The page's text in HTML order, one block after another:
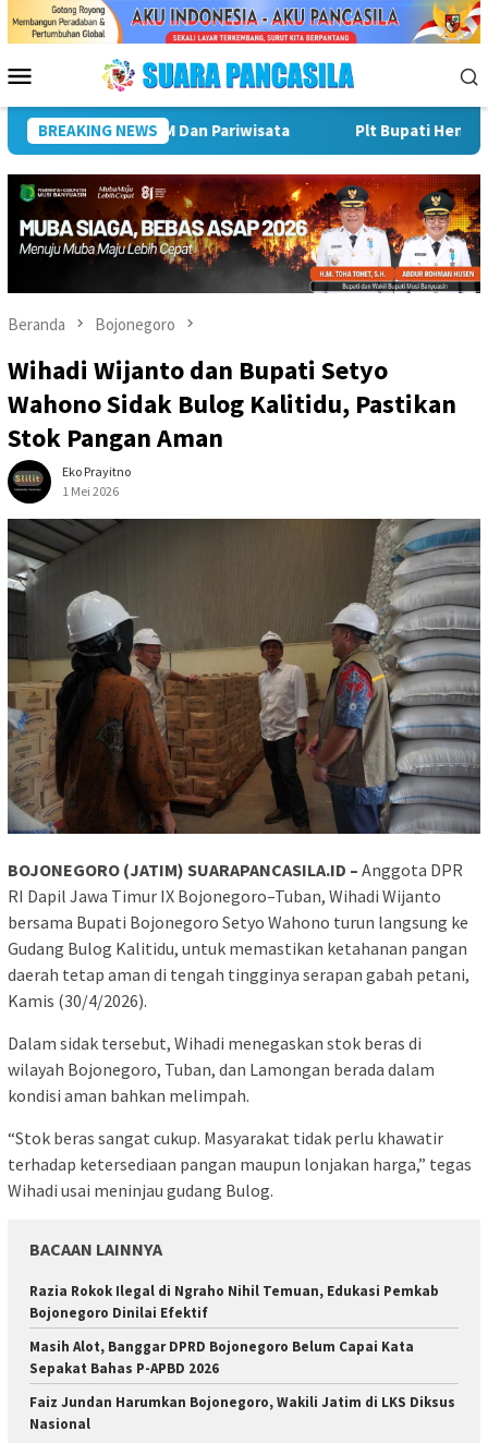
Menu
Mobile
BREAKING NEWS
Penyaluran DAK Fisik Dan Dana Desa Di Rejang Lebong
Beranda Bojonegoro
Wihadi Wijanto dan Bupati Setyo
Wahono Sidak Bulog Kalitidu, Pastikan
Stok Pangan Aman
Eko Prayitno
1 Mei 2026
BOJONEGORO (JATIM) SUARAPANCASILA.ID – Anggota DPR
RI Dapil Jawa Timur IX Bojonegoro–Tuban, Wihadi Wijanto
bersama Bupati Bojonegoro Setyo Wahono turun langsung ke
Gudang Bulog Kalitidu, untuk memastikan ketahanan pangan
daerah tetap aman di tengah tingginya serapan gabah petani,
Kamis (30/4/2026).
Dalam sidak tersebut, Wihadi menegaskan stok beras di
wilayah Bojonegoro, Tuban, dan Lamongan berada dalam
kondisi aman bahkan melimpah.
“Stok beras sangat cukup. Masyarakat tidak perlu khawatir
terhadap ketersediaan pangan maupun lonjakan harga,” tegas
Wihadi usai meninjau gudang Bulog.
BACAAN LAINNYA
Razia Rokok Ilegal di Ngraho Nihil Temuan, Edukasi Pemkab
Bojonegoro Dinilai Efektif
Masih Alot, Banggar DPRD Bojonegoro Belum Capai Kata
Sepakat Bahas P-APBD 2026
Faiz Jundan Harumkan Bojonegoro, Wakili Jatim di LKS Diksus
Nasional